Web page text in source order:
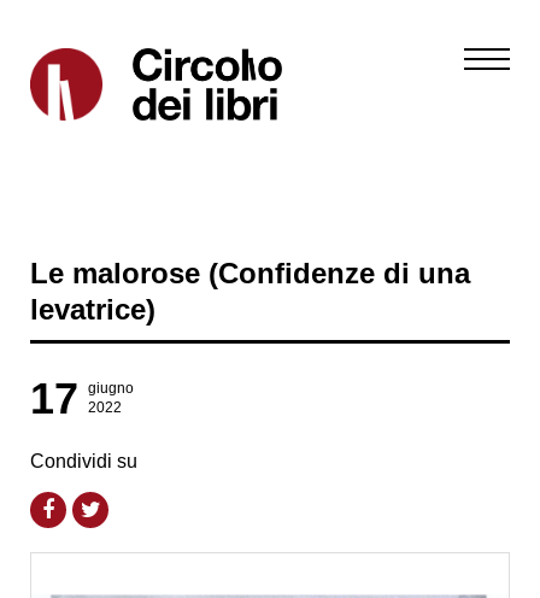
Le malorose (Confidenze di una
levatrice)
17
giugno
2022
Condividi su